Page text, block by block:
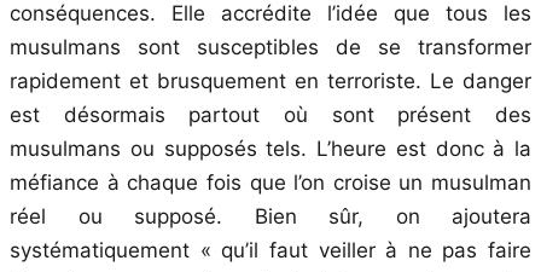
conséquences. Elle accrédite l’idée que tous les
musulmans sont susceptibles de se transformer
rapidement et brusquement en terroriste. Le danger
est désormais partout où sont présent des
musulmans ou supposés tels. L’heure est donc à la
méfiance à chaque fois que l’on croise un musulman
réel ou supposé. Bien sûr, on ajoutera
systématiquement « qu’il faut veiller à ne pas faire